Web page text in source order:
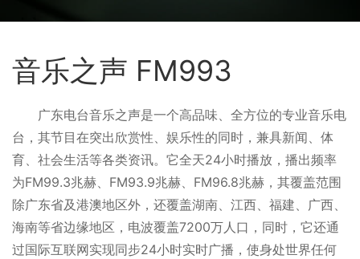
音乐之声 FM993
广东电台音乐之声是一个高品味、全方位的专业音乐电
台，其节目在突出欣赏性、娱乐性的同时，兼具新闻、体
育、社会生活等各类资讯。它全天24小时播放，播出频率
为FM99.3兆赫、FM93.9兆赫、FM96.8兆赫，其覆盖范围
除广东省及港澳地区外，还覆盖湖南、江西、福建、广西、
海南等省边缘地区，电波覆盖7200万人口，同时，它还通
过国际互联网实现同步24小时实时广播，使身处世界任何